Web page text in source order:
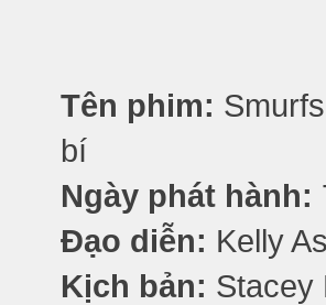
Tên phim:
bí
Ngày phát hành:
Đạo diễn: Kelly
Kịch bản: Stacey